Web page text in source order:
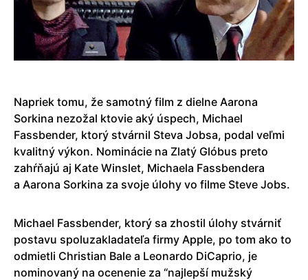
Napriek tomu, že samotný film z dielne Aarona
Sorkina nezožal ktovie aký úspech, Michael
Fassbender, ktorý stvárnil Steva Jobsa, podal veľmi
kvalitný výkon. Nominácie na Zlatý Glóbus preto
zahŕňajú aj Kate Winslet, Michaela Fassbendera
a Aarona Sorkina za svoje úlohy vo filme Steve Jobs.
Michael Fassbender, ktorý sa zhostil úlohy stvárniť
postavu spoluzakladateľa firmy Apple, po tom ako to
odmietli Christian Bale a Leonardo DiCaprio, je
nominovaný na ocenenie za “najlepší mužský